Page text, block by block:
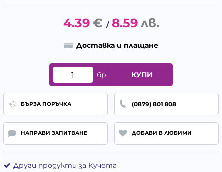
4.39 € / 8.59 лв.
Доставка и плащане
бр. КУПИ
БЪРЗА ПОРЪЧКА (0879) 801 808
НАПРАВИ ЗАПИТВАНЕ ДОБАВИ В ЛЮБИМИ
Други продукти за Кучета